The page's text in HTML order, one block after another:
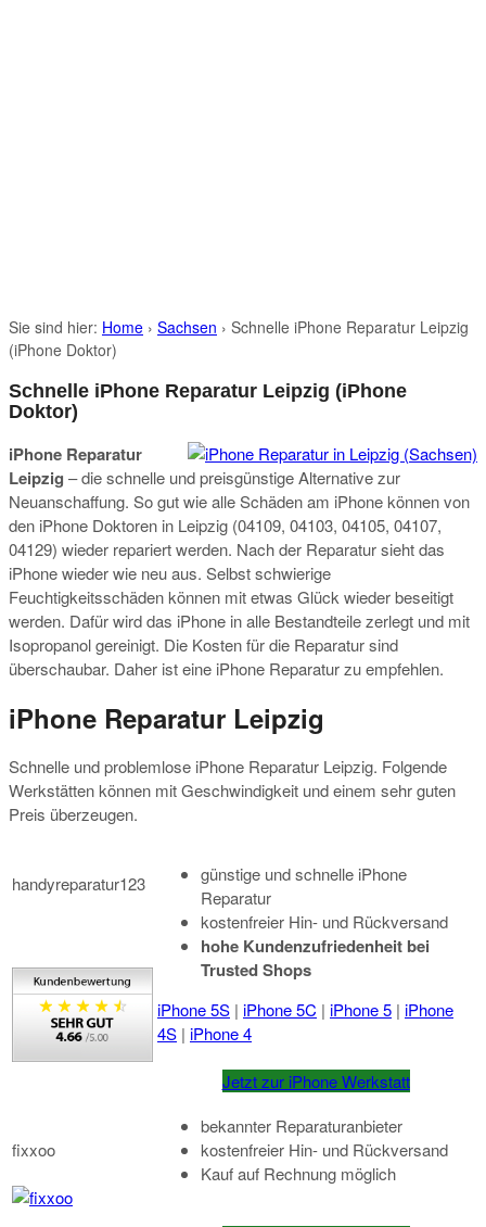
Sie sind hier: Home › Sachsen › Schnelle iPhone Reparatur Leipzig
(iPhone Doktor)
Schnelle iPhone Reparatur Leipzig (iPhone
Doktor)
iPhone Reparatur
Leipzig – die schnelle und preisgünstige Alternative zur
Neuanschaffung. So gut wie alle Schäden am iPhone können von
den iPhone Doktoren in Leipzig (04109, 04103, 04105, 04107,
04129) wieder repariert werden. Nach der Reparatur sieht das
iPhone wieder wie neu aus. Selbst schwierige
Feuchtigkeitsschäden können mit etwas Glück wieder beseitigt
werden. Dafür wird das iPhone in alle Bestandteile zerlegt und mit
Isopropanol gereinigt. Die Kosten für die Reparatur sind
überschaubar. Daher ist eine iPhone Reparatur zu empfehlen.
iPhone Reparatur Leipzig
Schnelle und problemlose iPhone Reparatur Leipzig. Folgende
Werkstätten können mit Geschwindigkeit und einem sehr guten
Preis überzeugen.
handyreparatur123
günstige und schnelle iPhone
Reparatur
kostenfreier Hin- und Rückversand
hohe Kundenzufriedenheit bei
Trusted Shops
iPhone 5S | iPhone 5C | iPhone 5 | iPhone
4S | iPhone 4
Jetzt zur iPhone Werkstatt
fixxoo
bekannter Reparaturanbieter
kostenfreier Hin- und Rückversand
Kauf auf Rechnung möglich